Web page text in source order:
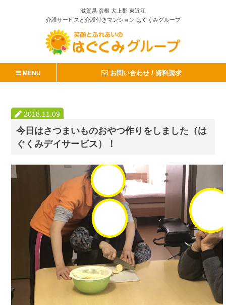
滋賀県 彦根 犬上郡 東近江
介護サービスと介護付きマンション はぐくみグループ
お問い合わせ / 資料請求
MENU
2018.11.09
今日はさつまいものおやつ作りをしました（は
ぐくみデイサービス）！